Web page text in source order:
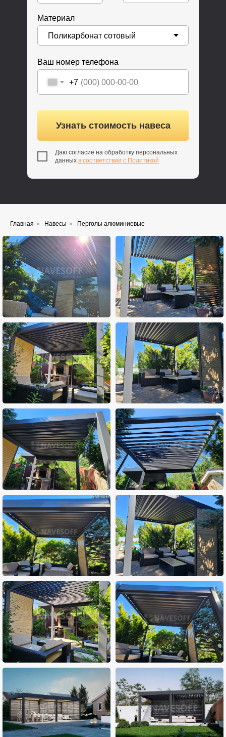
Узнать стоимость навеса
Ваш номер телефона
+7
Материал
Даю согласие на обработку персональных
данных в соответствии с Политикой
Главная » Навесы » Перголы алюминиевые